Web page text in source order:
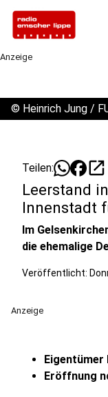
Anzeige
© Heinrich Jung /
Teilen: open_in_new
Leerstand
Innenstadt
Im
die ehemalige
Veröffentlicht:
Anzeige
Eigentümer
Eröffnung